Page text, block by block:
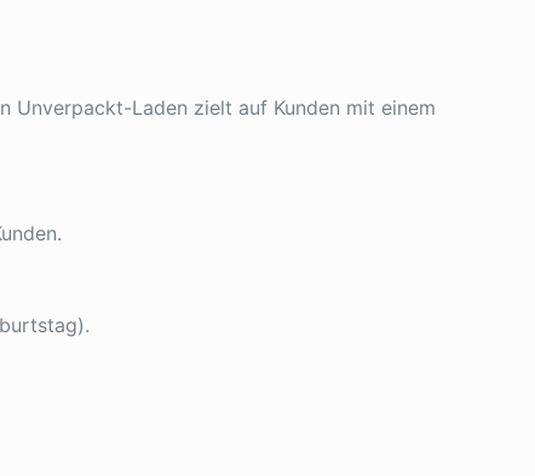
Unverpackt-Laden zielt auf Kunden mit einem